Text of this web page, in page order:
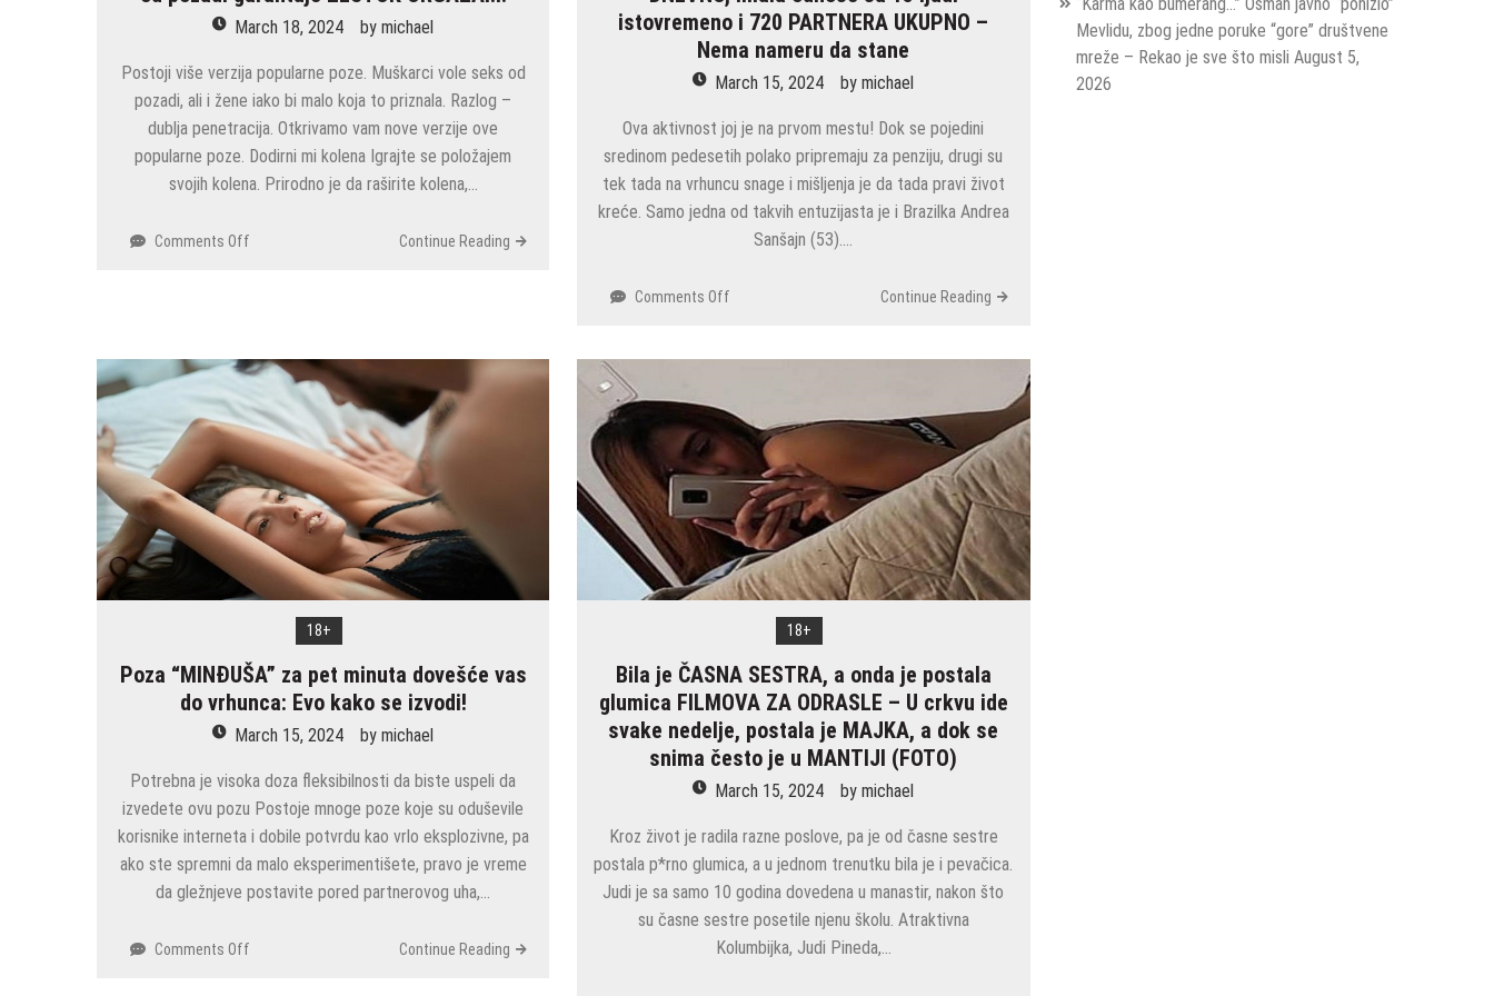
dostupna
March 18, 2024 bymichael
Postoji više verzija popularne poze. Muškarci vole seks od
pozadi, ali i žene iako bi malo koja to priznala. Razlog –
dublja penetracija. Otkrivamo vam nove verzije ove
popularne poze. Dodirni mi kolena Igrajte se položajem
svojih kolena. Prirodno je da raširite kolena,…
Comments Off
Nova
verzija
seksa
od
pozadi
garantuje
ŽESTOK
ORGAZAM!
Continue Reading
istovremeno i 720 PARTNERA UKUPNO –
Nema nameru da stane
March 15, 2024 bymichael
Ova aktivnost joj je na prvom mestu! Dok se pojedini
sredinom pedesetih polako pripremaju za penziju, drugi su
tek tada na vrhuncu snage i mišljenja je da tada pravi život
kreće. Samo jedna od takvih entuzijasta je i Brazilka Andrea
Sanšajn (53)….
Comments Off
PUTA
DNEVNO,
imala
odnose
sa
15
ljudi
istovremeno
i
PARTNERA
UKUPNO
–
Nema
nameru
da
stane
Continue Reading
18+
Poza “MINĐUŠA” za pet minuta dovešće vas
do vrhunca: Evo kako se izvodi!
March 15, 2024 bymichael
Potrebna je visoka doza fleksibilnosti da biste uspeli da
izvedete ovu pozu Postoje mnoge poze koje su oduševile
korisnike interneta i dobile potvrdu kao vrlo eksplozivne, pa
ako ste spremni da malo eksperimentišete, pravo je vreme
da gležnjeve postavite pored partnerovog uha,…
Comments Off Continue Reading
18+
Bila je ČASNA SESTRA, a onda je postala
glumica FILMOVA ZA ODRASLE – U crkvu ide
svake nedelje, postala je MAJKA, a dok se
snima često je u MANTIJI (FOTO)
March 15, 2024 bymichael
Kroz život je radila razne poslove, pa je od časne sestre
postala p*rno glumica, a u jednom trenutku bila je i pevačica.
Judi je sa samo 10 godina dovedena u manastir, nakon što
su časne sestre posetile njenu školu. Atraktivna
Kolumbijka, Judi Pineda,…
Mevlidu, zbog jedne poruke “gore” društvene
mreže – Rekao je sve što misli August 5,
2026